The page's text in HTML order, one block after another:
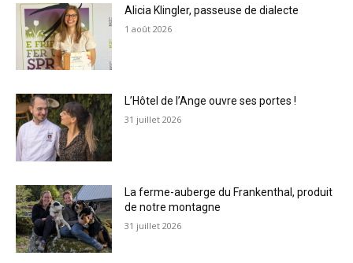
Alicia Klingler, passeuse de dialecte
1 août 2026
L’Hôtel de l’Ange ouvre ses portes !
31 juillet 2026
La ferme-auberge du Frankenthal, produit
de notre montagne
31 juillet 2026